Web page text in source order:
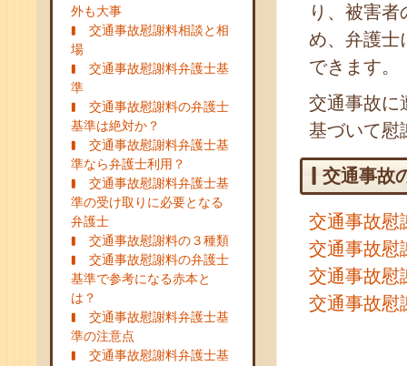
外も大事
交通事故慰謝料相談と相
場
交通事故慰謝料弁護士基
準
交通事故慰謝料の弁護士
基準は絶対か？
交通事故慰謝料弁護士基
準なら弁護士利用？
交通事故慰謝料弁護士基
準の受け取りに必要となる
弁護士
交通事故慰謝料の３種類
交通事故慰謝料の弁護士
基準で参考になる赤本と
は？
交通事故慰謝料弁護士基
準の注意点
交通事故慰謝料弁護士基
り、被害
め、弁護士
できます。
交通事故に
基づいて慰
交通事故
交通事故慰
交通事故慰
交通事故慰
交通事故慰